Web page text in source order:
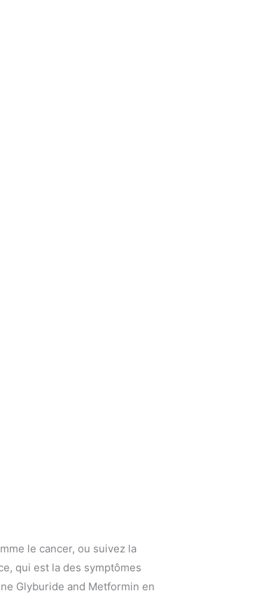
le cancer, ou suivez la
qui est la des symptômes
Glyburide and Metformin en